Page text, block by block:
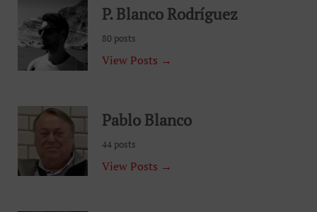
P. Blanco Rodríguez
80 posts
View Posts →
Pablo Blanco
44 posts
View Posts →